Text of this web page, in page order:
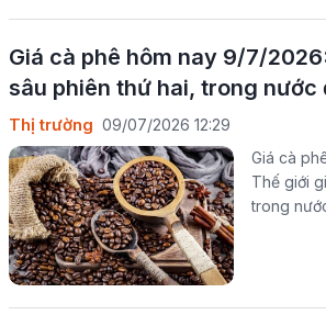
Giá cà phê hôm nay 9/7/
sâu phiên thứ hai, trong nước
Thị trường 09/07/2026 12:29
Giá cà
Thế giới
trong